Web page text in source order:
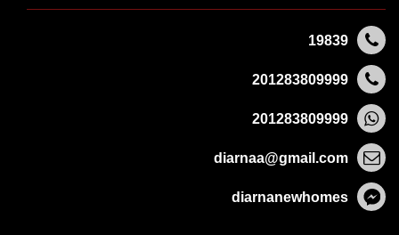
19839
201283809999
201283809999
diarnaa@gmail.com
diarnanewhomes